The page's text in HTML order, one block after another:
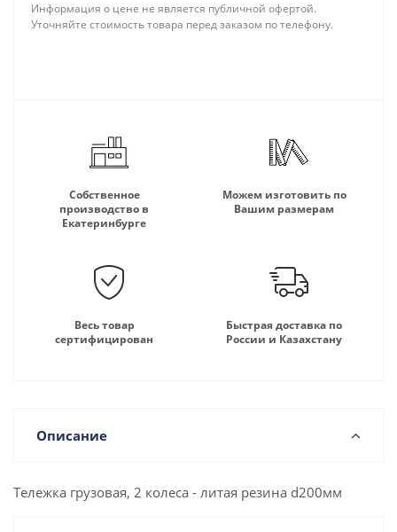
Информация о цене не является публичной офертой.
Уточняйте стоимость товара перед заказом по телефону.
Собственное
производство в
Екатеринбурге
Можем изготовить по
Вашим размерам
Весь товар
сертифицирован
Быстрая доставка по
России и Казахстану
Описание
Тележка грузовая, 2 колеса - литая резина d200мм